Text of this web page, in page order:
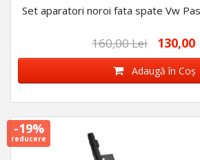
Set aparatori noroi fata spate Vw
160,00 Lei 130,00
Adaugă în Coş
-19%
reducere